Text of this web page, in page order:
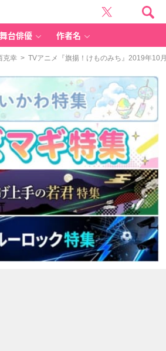
舞台俳優 作者名
克幸 > TVアニメ『旗揚！けものみち』2019年10